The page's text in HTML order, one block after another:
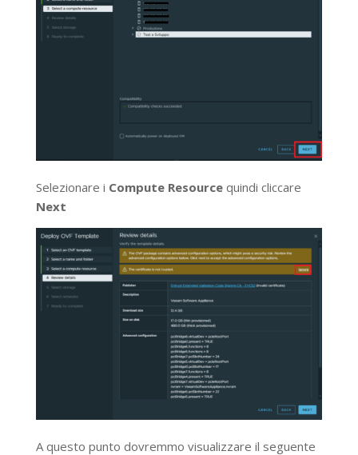
Selezionare i Compute Resourcequindi cliccare
Next
A questo punto dovremmo visualizzare il seguente